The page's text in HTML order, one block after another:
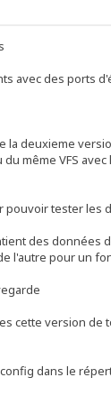
avec des ports
deuxieme
même VFS
tester
des données
l'autre pour un
cette version
dans le